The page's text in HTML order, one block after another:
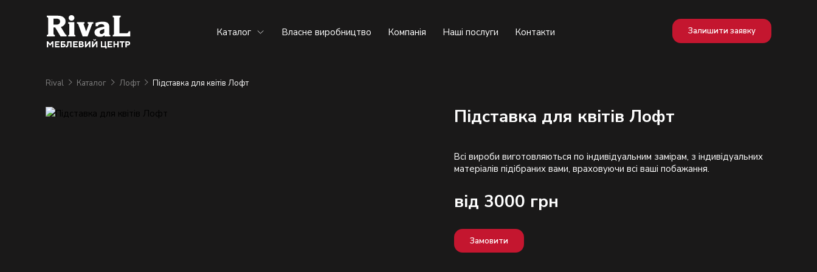
Каталог Власне виробництво Компанія Наші послуги Контакти Залишити заявку
Rival Каталог Лофт Підставка для квітів Лофт
Підставка для квітів Лофт
Всі вироби виготовляються по індивідуальним замірам, з індивідуальних
від 3000 грн
Замовити